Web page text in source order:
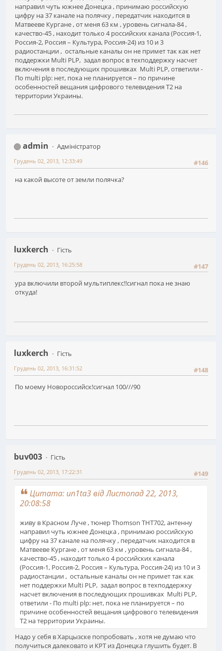
направил чуть южнее Донецка , принимаю российскую
цифру на 37 канале на полячку , передатчик находится в
Матвееве Кургане , от меня 63 км , уровень сигнала-84 ,
качество-45 , находит только 4 российских канала (Россия-1,
Россия-2, Россия – Культура, Россия-24) из 10 и 3
радиостанции , остальные каналы он не примет так как нет
поддержки Multi PLP, задал вопрос в техподдержку насчет
включения в последующих прошивках Multi PLP, ответили -
По multi plp: нет, пока не планируется – по причине
особенностей вещания цифрового телевидения Т2 на
территории Украины.
admin
Адміністратор
#146
Грудень 02, 2013, 12:33:49
на какой высоте от земли полячка?
luxkerch
Гість
#147
Грудень 02, 2013, 16:25:58
ура включили второй мультиплекс!!сигнал пока не знаю
откуда!
luxkerch
Гість
#148
Грудень 02, 2013, 16:31:52
По моему Новороссийск!сигнал 100///90
buv003
Гість
#149
Грудень 02, 2013, 17:22:31
Цитата: un1ta3 від Листопад 22, 2013,
20:08:58
живу в Красном Луче , тюнер Thomson THT702, антенну
направил чуть южнее Донецка , принимаю российскую
цифру на 37 канале на полячку , передатчик находится в
Матвееве Кургане , от меня 63 км , уровень сигнала-84 ,
качество-45 , находит только 4 российских канала
(Россия-1, Россия-2, Россия – Культура, Россия-24) из 10 и 3
радиостанции , остальные каналы он не примет так как
нет поддержки Multi PLP, задал вопрос в техподдержку
насчет включения в последующих прошивках Multi PLP,
ответили - По multi plp: нет, пока не планируется – по
причине особенностей вещания цифрового телевидения
Т2 на территории Украины.
Надо у себя в Харцызске попробовать , хотя не думаю что
получиться далековато и КРТ из Донецка глушить будет. В